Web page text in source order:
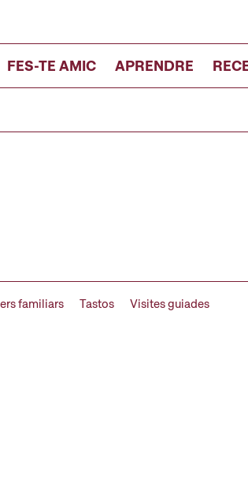
FES-TE AMIC APRENDRE
familiars Tastos Visites guiades